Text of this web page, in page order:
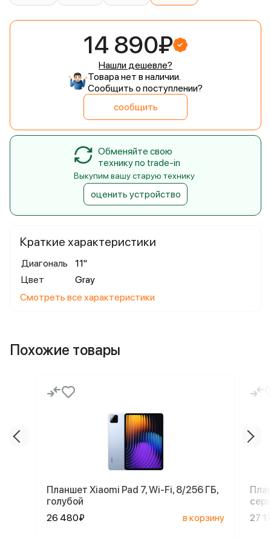
Краткие характеристики
Диагональ
11"
Цвет
Gray
Смотреть все характеристики
14 890₽
Нашли дешевле?
Товара нет в наличии.
Сообщить о поступлении?
сообщить
Обменяйте свою
технику по trade-in
Выкупим вашу старую технику
оценить устройство
Похожие товары
Планшет Xiaomi Pad 7, Wi-Fi, 8/256 ГБ,
голубой
26 480₽
в корзину
27